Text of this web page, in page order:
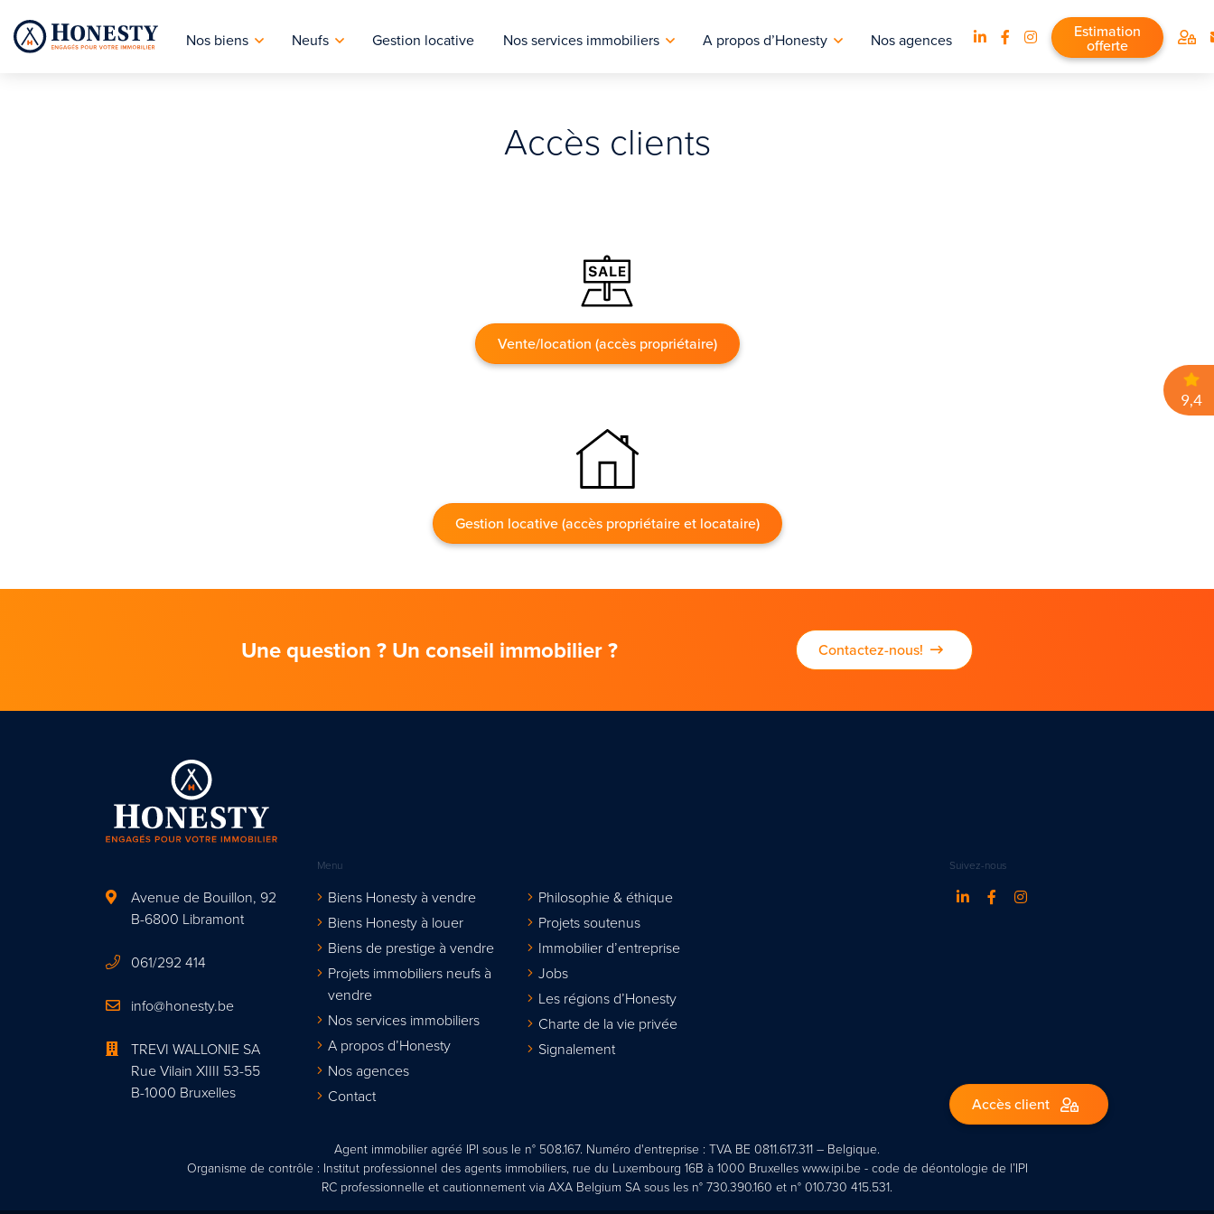
Nos biens Neufs Gestion locative Nos services immobiliers A propos d’Honesty Nos agences Estimation
offerte
Accès clients
Vente/location (accès propriétaire)
Gestion locative (accès propriétaire et locataire)
Une question ? Un conseil immobilier ? Contactez-nous!
Avenue de Bouillon, 92
B-6800 Libramont
061/292 414
info@honesty.be
TREVI WALLONIE SA
Rue Vilain XIIII 53-55
B-1000 Bruxelles
Menu
Biens Honesty à vendre
Biens Honesty à louer
Biens de prestige à vendre
Projets immobiliers neufs à
vendre
Nos services immobiliers
A propos d’Honesty
Nos agences
Contact
Philosophie & éthique
Projets soutenus
Immobilier d’entreprise
Jobs
Les régions d’Honesty
Charte de la vie privée
Signalement
Suivez-nous
Accès client
Agent immobilier agréé IPI sous le n° 508.167. Numéro d'entreprise : TVA BE 0811.617.311 – Belgique.
Organisme de contrôle : Institut professionnel des agents immobiliers, rue du Luxembourg 16B à 1000 Bruxelles www.ipi.be - code de déontologie de l’IPI
RC professionnelle et cautionnement via AXA Belgium SA sous les n° 730.390.160 et n° 010.730 415.531.